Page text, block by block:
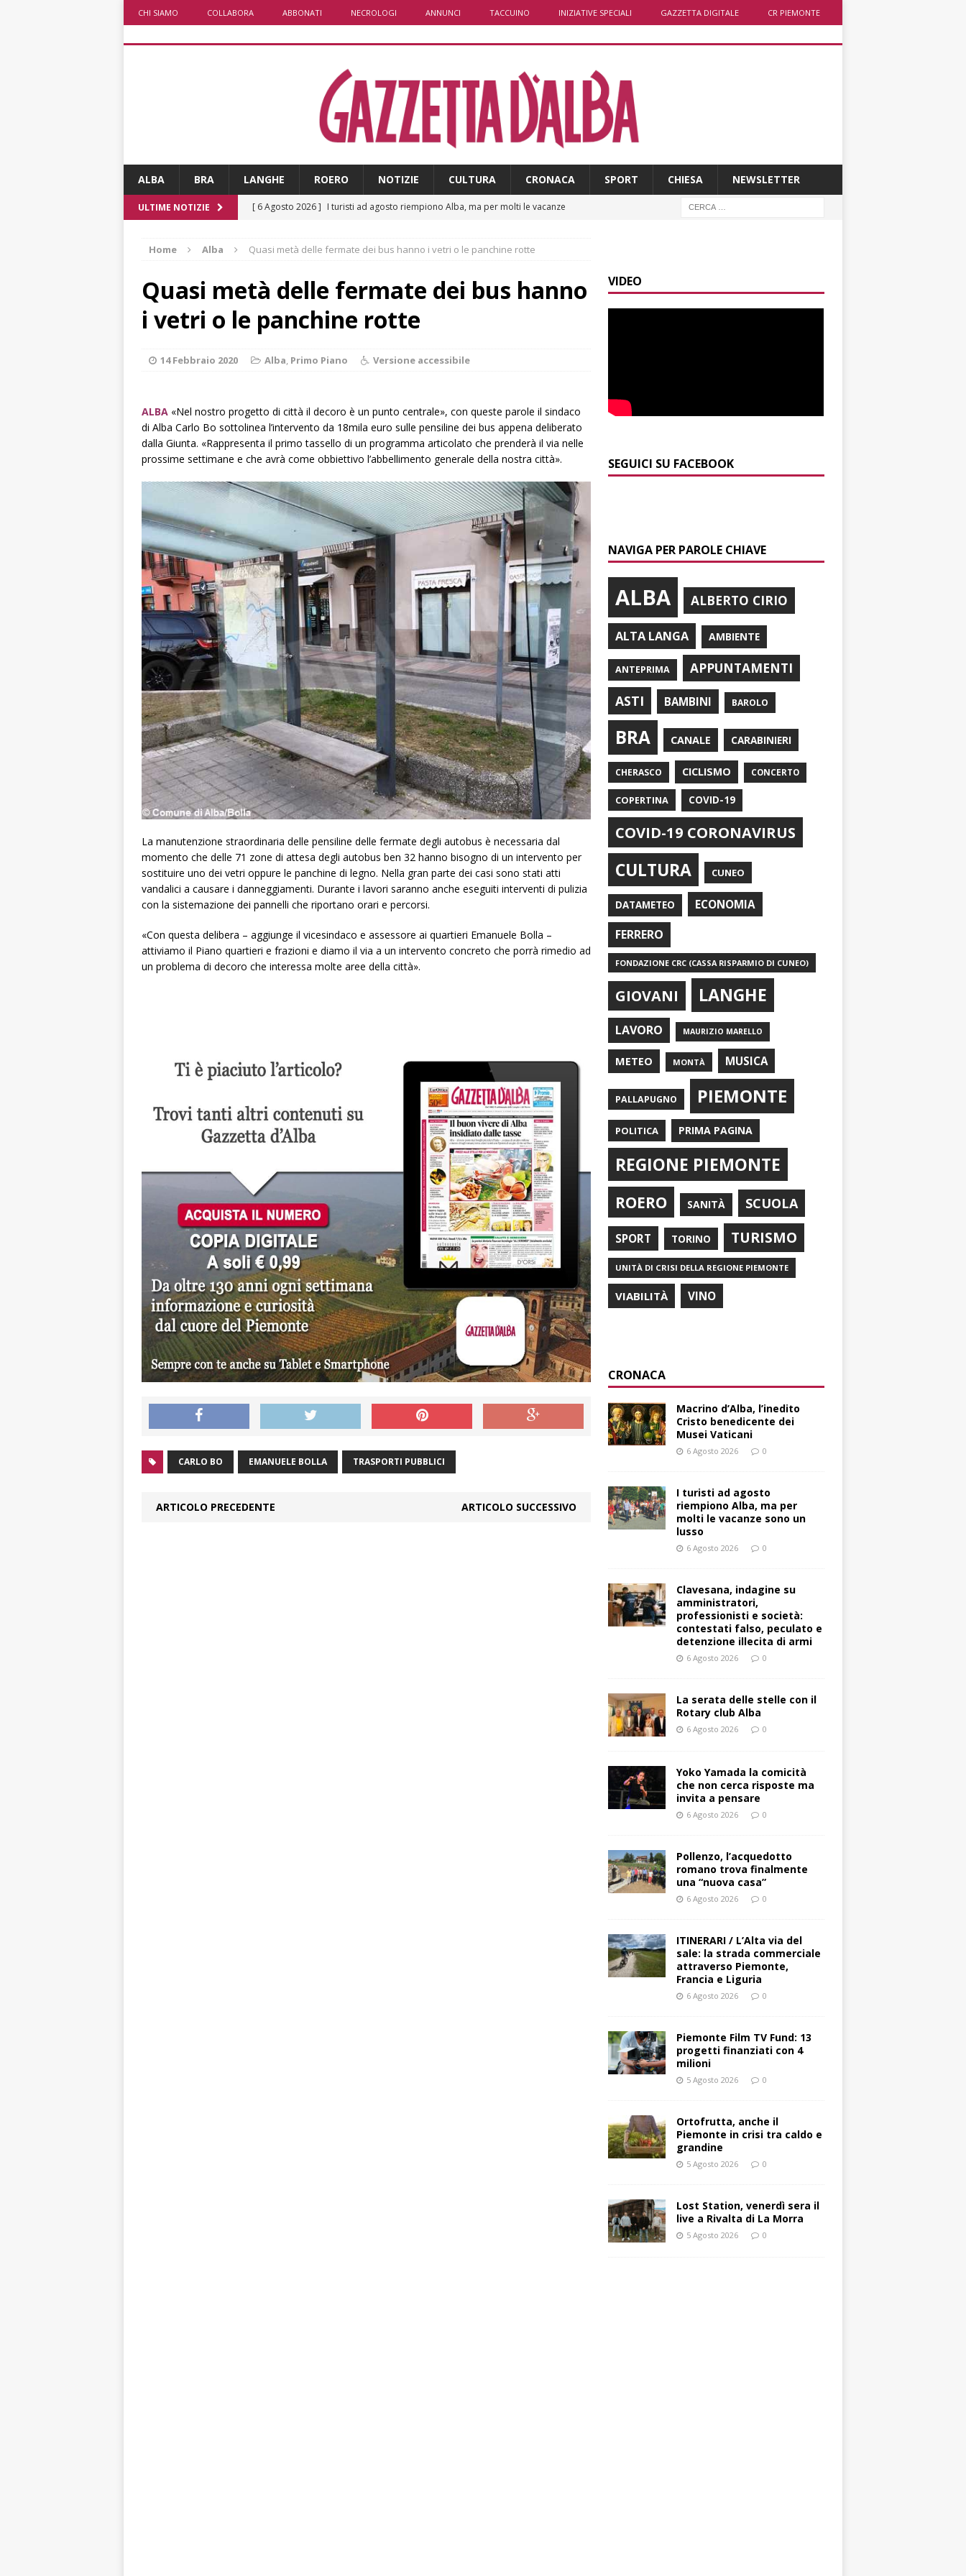
CHI SIAMO COLLABORA ABBONATI NECROLOGI ANNUNCI TACCUINO INIZIATIVE SPECIALI GAZZETTA DIGITALE CR PIEMONTE
ALBA BRA LANGHE ROERO NOTIZIE CULTURA CRONACA SPORT CHIESA NEWSLETTER
ULTIME NOTIZIE [ 6 Agosto 2026 ] I turisti ad agosto riempiono Alba, ma per molti le vacanze
[ 6 Agosto 2026 ] Clavesana, indagine su amministratori, professionisti e
società: contestati falso, peculato e detenzione illecita di armi
CRONACA
[ 6 Agosto 2026 ] Yoko Yamada la comicità che non cerca risposte ma invita a
[ 6 Agosto 2026 ] ITINERARI / L’Alta via del sale: la strada commerciale attraverso
Piemonte, Francia e Liguria
ALTRE NOTIZIE
CULTURA
[ 6 Agosto 2026 ] Macrino d’Alba, l’inedito Cristo benedicente dei Musei Vaticani
ARCHIVIO
Home Alba Quasi metà delle fermate dei bus hanno i vetri o le panchine rotte
Quasi metà delle fermate dei bus hanno
i vetri o le panchine rotte
14 Febbraio 2020 Alba, Primo Piano Versione accessibile
ALBA «Nel nostro progetto di città il decoro è un punto centrale», con queste parole il sindaco
di Alba Carlo Bo sottolinea l’intervento da 18mila euro sulle pensiline dei bus appena deliberato
dalla Giunta. «Rappresenta il primo tassello di un programma articolato che prenderà il via nelle
prossime settimane e che avrà come obbiettivo l’abbellimento generale della nostra città».
La manutenzione straordinaria delle pensiline delle fermate degli autobus è necessaria dal
momento che delle 71 zone di attesa degli autobus ben 32 hanno bisogno di un intervento per
sostituire uno dei vetri oppure le panchine di legno. Nella gran parte dei casi sono stati atti
vandalici a causare i danneggiamenti. Durante i lavori saranno anche eseguiti interventi di pulizia
con la sistemazione dei pannelli che riportano orari e percorsi.
«Con questa delibera – aggiunge il vicesindaco e assessore ai quartieri Emanuele Bolla –
attiviamo il Piano quartieri e frazioni e diamo il via a un intervento concreto che porrà rimedio ad
un problema di decoro che interessa molte aree della città».
CARLO BO EMANUELE BOLLA TRASPORTI PUBBLICI
ARTICOLO PRECEDENTE ARTICOLO SUCCESSIVO
VIDEO
SEGUICI SU FACEBOOK
NAVIGA PER PAROLE CHIAVE
ALBA ALBERTO CIRIO
ALTA LANGA AMBIENTE
ANTEPRIMA
APPUNTAMENTI
ASTI
BAMBINI BAROLO
BRA CANALE CARABINIERI
CHERASCO CICLISMO CONCERTO
COPERTINA COVID-19
COVID-19 CORONAVIRUS
CULTURA CUNEO
DATAMETEO ECONOMIA
FERRERO
FONDAZIONE CRC (CASSA RISPARMIO DI CUNEO)
GIOVANI LANGHE
LAVORO MAURIZIO MARELLO
METEO MONTÀ MUSICA
PALLAPUGNO PIEMONTE
POLITICA PRIMA PAGINA
REGIONE PIEMONTE
ROERO SANITÀ SCUOLA
SPORT TORINO TURISMO
UNITÀ DI CRISI DELLA REGIONE PIEMONTE
VIABILITÀ VINO
CRONACA
Macrino d’Alba, l’inedito
Cristo benedicente dei
Musei Vaticani
6 Agosto 2026 0
I turisti ad agosto
riempiono Alba, ma per
molti le vacanze sono un
lusso
6 Agosto 2026 0
Clavesana, indagine su
amministratori,
professionisti e società:
contestati falso, peculato e
detenzione illecita di armi
6 Agosto 2026 0
La serata delle stelle con il
Rotary club Alba
6 Agosto 2026 0
Yoko Yamada la comicità
che non cerca risposte ma
invita a pensare
6 Agosto 2026 0
Pollenzo, l’acquedotto
romano trova finalmente
una “nuova casa”
6 Agosto 2026 0
ITINERARI / L’Alta via del
sale: la strada commerciale
attraverso Piemonte,
Francia e Liguria
6 Agosto 2026 0
Piemonte Film TV Fund: 13
progetti finanziati con 4
milioni
5 Agosto 2026 0
Ortofrutta, anche il
Piemonte in crisi tra caldo e
grandine
5 Agosto 2026 0
Lost Station, venerdì sera il
live a Rivalta di La Morra
5 Agosto 2026 0